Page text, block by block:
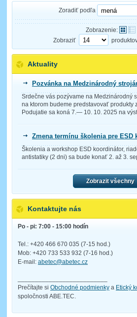
Zoradiť podľa
Zobrazenie:
Zobraziť
Aktuality
Pozvánka na Medzinárodný
Srdečne vás pozývame na Medzinárodný
na ktorom budeme predstavovať produkty
Podujatie sa koná 7.— 10. 10. 2025 na
Zmena termínu školenia pre ESD
Školenia a workshop ESD koordinátor,
antistatiky (2 dni) sa bude konať 2. až 3.
Zobrazit všechny
Kontaktujte nás
Po - pi: 7:00 - 15:00 hodín
Tel.: +420 466 670 035 (7-15 hod.)
Mob: +420 733 533 932 (7-16 hod.)
E-mail: abetec@abetec.cz
Prečítajte si Obchodné podmienky a Etický
spoločnosti ABE.TEC.